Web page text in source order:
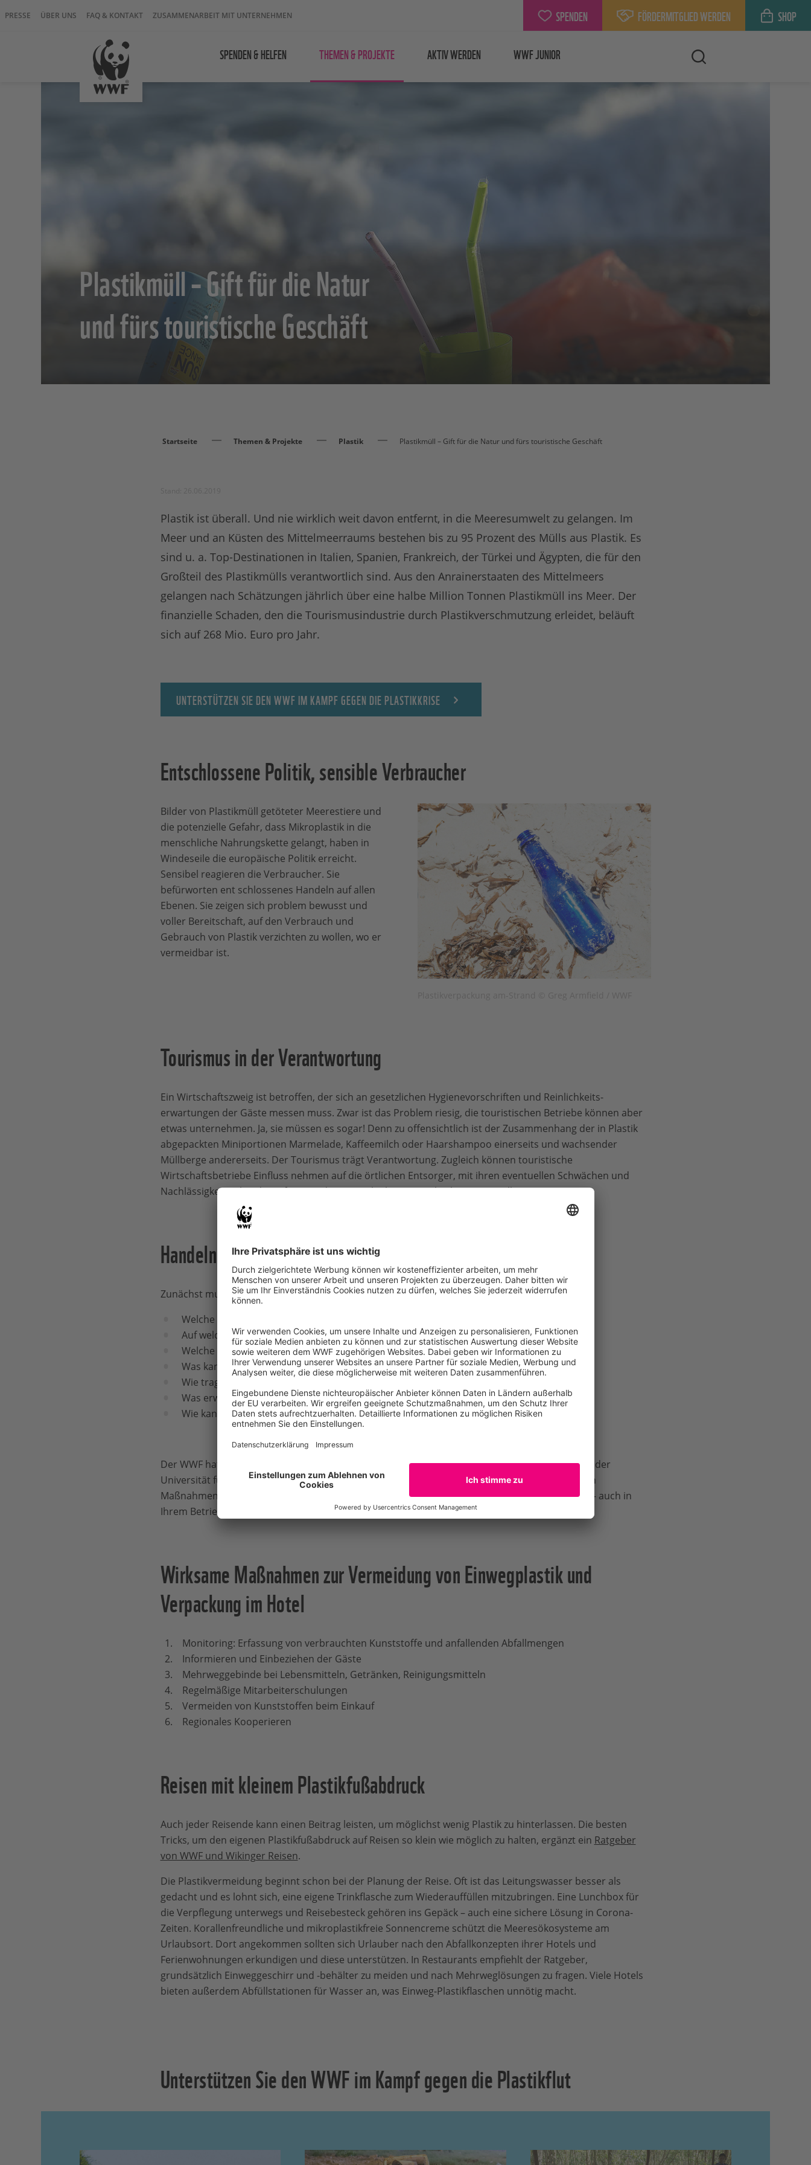
PRESSE ÜBER UNS FAQ & KONTAKT ZUSAMMENARBEIT MIT UNTERNEHMEN SPENDEN FÖRDERMITGLIED WERDEN SHOP
SPENDEN & HELFEN THEMEN & PROJEKTE AKTIV WERDEN WWF JUNIOR
Plastikmüll – Gift für die Natur
und fürs touristische Geschäft
Startseite Themen & Projekte Plastik Plastikmüll – Gift für die Natur und fürs touristische Geschäft
Plastik ist überall. Und nie wirklich weit davon entfernt, in die Meeresumwelt zu gelangen. Im
Meer und an Küsten des Mittelmeerraums bestehen bis zu 95 Prozent des Mülls aus Plastik. Es
sind u. a. Top-Destinationen in Italien, Spanien, Frankreich, der Türkei und Ägypten, die für den
Großteil des Plastikmülls verantwortlich sind. Aus den Anrainerstaaten des Mittelmeers
gelangen nach Schätzungen jährlich über eine halbe Million Tonnen Plastikmüll ins Meer. Der
finanzielle Schaden, den die Tourismusindustrie durch Plastikverschmutzung erleidet, beläuft
sich auf 268 Mio. Euro pro Jahr.
UNTERSTÜTZEN SIE DEN WWF IM KAMPF GEGEN DIE PLASTIKKRISE
Entschlossene Politik, sensible Verbraucher
Bilder von Plastikmüll getöteter Meerestiere und
die potenzielle Gefahr, dass Mikroplastik in die
menschliche Nahrungskette gelangt, haben in
Windeseile die europäische Politik erreicht.
Sensibel reagieren die Verbraucher. Sie
befürworten ent schlossenes Handeln auf allen
Ebenen. Sie zeigen sich problem bewusst und
voller Bereitschaft, auf den Verbrauch und
Gebrauch von Plastik verzichten zu wollen, wo er
vermeidbar ist.
Tourismus in der Verantwortung
Ein Wirtschaftszweig ist betroffen, der sich an gesetzlichen Hygienevorschriften und Reinlichkeits­
erwartungen der Gäste messen muss. Zwar ist das Problem riesig, die touristischen Betriebe können aber
etwas unternehmen. Ja, sie müssen es sogar! Denn zu offensichtlich ist der Zusammenhang der in Plastik
abgepackten Miniportionen Marmelade, Kaffeemilch oder Haarshampoo einerseits und wachsender
Müllberge anderer­seits. Der Tourismus trägt Verantwortung. Zugleich können touristische
Wirtschaftsbetriebe Einfluss nehmen auf die örtlichen Entsorger, mit ihren eventuellen Schwächen und
Nachlässigkeiten bei der Erfassung des von Urlaubern zurückgelassenen Mülls.
Handeln so, wie die Gäste es erwarten
Zunächst muss jeder Betrieb – sich prüfen und Antworten finden:
Welche eigenen Schritte tun not?
Auf welche Plastik­ und Einweg­utensilien lässt sich im Haus verzichten?
Welche Verbrauchsprodukte in oder aus Plastik lassen sich überhaupt noch rechtfertigen?
Was kann mein Betrieb tun, damit der Plastikmüllberg nicht weiter wächst, ja, kleiner wird?
Wie trage ich Sorge dafür, damit kein Plastikmüll ins Meer gelangt?
Was erwarten die Gäste?
Wie kann, wie sollte ich mein Handeln gegenüber den Gästen kommunizieren?
Der WWF hat, unterstützt von Wikinger Reisen, gemeinsam mit dem Institut für Abfallwirtschaft der
Universität für Bodenkultur Wien, und dem Verein für Konsumenteninformation die wichtigsten
Maßnahmen in Hotelbetrieben identifiziert, mit denen sich die Abfallmengen von Kunststoffen – auch in
Ihrem Betrieb – rasch senken lässt.
Wirksame Maßnahmen zur Vermeidung von Einwegplastik und
Verpackung im Hotel
Monitoring: Erfassung von verbrauchten Kunststoffe und anfallenden Abfallmengen
Informieren und Einbeziehen der Gäste
Mehrweggebinde bei Lebensmitteln, Getränken, Reinigungsmitteln
Regelmäßige Mitarbeiterschulungen
Vermeiden von Kunststoffen beim Einkauf
Regionales Kooperieren
Reisen mit kleinem Plastikfußabdruck
Auch jeder Reisende kann einen Beitrag leisten, um möglichst wenig Plastik zu hinterlassen. Die besten
Tricks, um den eigenen Plastikfußabdruck auf Reisen so klein wie möglich zu halten, ergänzt ein Ratgeber
von WWF und Wikinger Reisen.
Die Plastikvermeidung beginnt schon bei der Planung der Reise. Oft ist das Leitungswasser besser als
gedacht und es lohnt sich, eine eigene Trinkflasche zum Wiederauffüllen mitzubringen. Eine Lunchbox für
die Verpflegung unterwegs und Reisebesteck gehören ins Gepäck – auch eine sichere Lösung in Corona-
Zeiten. Korallenfreundliche und mikroplastikfreie Sonnencreme schützt die Meeresökosysteme am
Urlaubsort. Dort angekommen sollten sich Urlauber nach den Abfallkonzepten ihrer Hotels und
Ferienwohnungen erkundigen und diese unterstützen. In Restaurants empfiehlt der Ratgeber,
grundsätzlich Einweggeschirr und -behälter zu meiden und nach Mehrweglösungen zu fragen. Viele Hotels
bieten außerdem Abfüllstationen für Wasser an, was Einweg-Plastikflaschen unnötig macht.
Unterstützen Sie den WWF im Kampf gegen die Plastikflut